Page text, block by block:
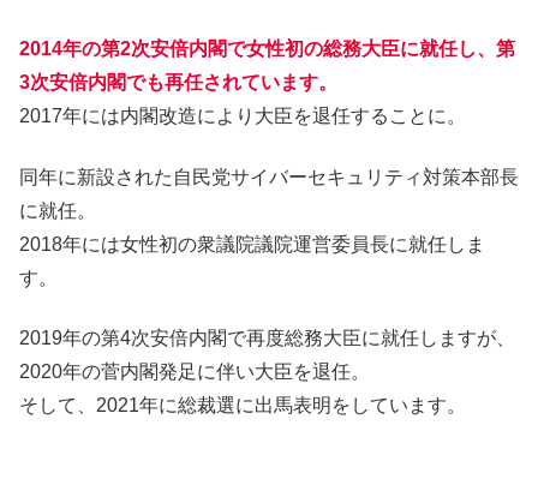
2014年の第2次安倍内閣で女性初の総務大臣に就任し、第
3次安倍内閣でも再任されています。
2017年には内閣改造により大臣を退任することに。
同年に新設された自民党サイバーセキュリティ対策本部長
に就任。
2018年には女性初の衆議院議院運営委員長に就任しま
す。
2019年の第4次安倍内閣で再度総務大臣に就任しますが、
2020年の菅内閣発足に伴い大臣を退任。
そして、2021年に総裁選に出馬表明をしています。